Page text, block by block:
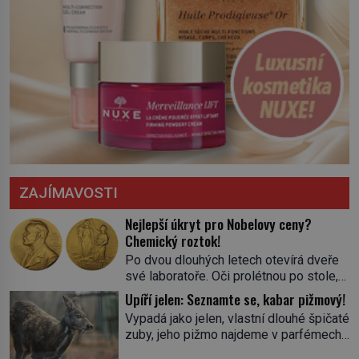
ZAJÍMAVOSTI
Nejlepší úkryt pro Nobelovy ceny?
Chemický roztok!
Po dvou dlouhých letech otevírá dveře
své laboratoře. Oči prolétnou po stole,
aby pak ulpěly na regálu, kde se nachází
všemožné látky. Hledá žluto-oranžovou
tekutinu, jakmile ji zahlédne, nesmírně
se mu uleví. Teď může svůj plán
Upíří jelen: Seznamte se, kabar pižmový!
Vypadá jako jelen, vlastní dlouhé špičaté
zuby, jeho pižmo najdeme v parfémech